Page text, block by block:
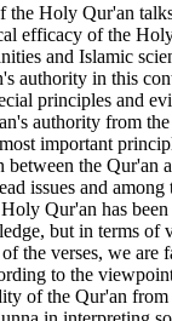
the Holy Qur'an
efficacy of the
and Islamic
authority in this
principles and
authority from
important
the Qur'an
issues and
Qur'an has been
but in terms of
the verses, we are
to the
of the Qur'an from